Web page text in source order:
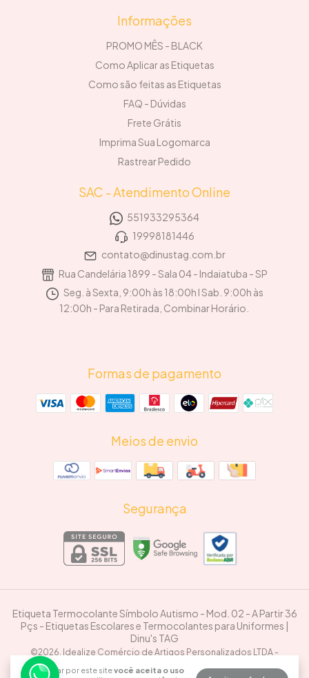
Ao navegar por este sitevocê aceita o uso
Informações
PROMO MÊS - BLACK
Como Aplicar as Etiquetas
Como são feitas as Etiquetas
FAQ - Dúvidas
Frete Grátis
Imprima Sua Logomarca
Rastrear Pedido
SAC - Atendimento Online
551933295364
19998181446
contato@dinustag.com.br
Rua Candelária 1899 - Sala 04 - Indaiatuba - SP
Seg. à Sexta, 9:00h às 18:00h I Sab. 9:00h às
12:00h - Para Retirada, Combinar Horário.
Formas de pagamento
Meios de envio
Segurança
Etiqueta Termocolante Símbolo Autismo - Mod. 02 - A Partir 36
Pçs - Etiquetas Escolares e Termocolantes para Uniformes |
Dinu's TAG
©2026. Idealize Comércio de Artigos Personalizados LTDA -
50769771000116. Todos os direitos reservados.